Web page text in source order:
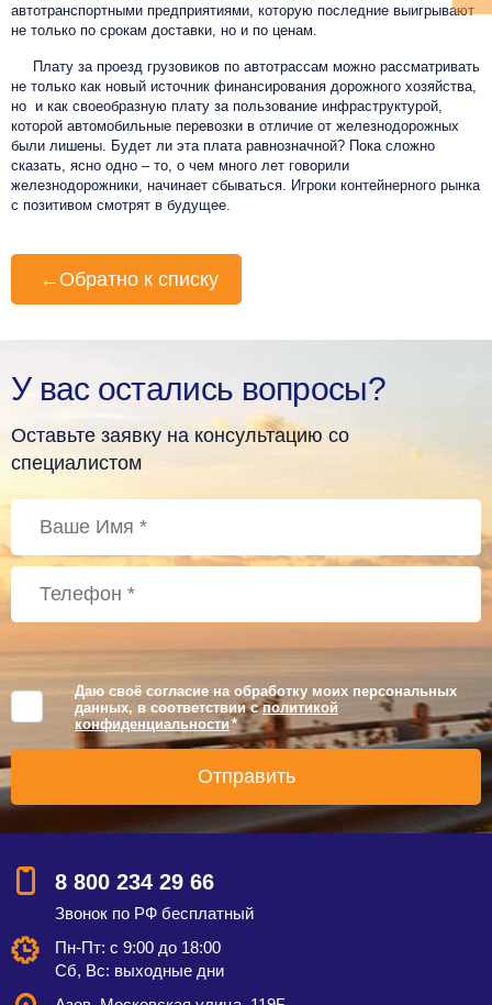
автотранспортными предприятиями, которую последние выигрывают
не только по срокам доставки, но и по ценам.
Плату за проезд грузовиков по автотрассам можно рассматривать
не только как новый источник финансирования дорожного хозяйства,
но и как своеобразную плату за пользование инфраструктурой,
которой автомобильные перевозки в отличие от железнодорожных
были лишены. Будет ли эта плата равнозначной? Пока сложно
сказать, ясно одно – то, о чем много лет говорили
железнодорожники, начинает сбываться. Игроки контейнерного рынка
с позитивом смотрят в будущее.
← Обратно к списку
У вас остались вопросы?
Оставьте заявку на консультацию со
специалистом
Даю своё согласие на обработку моих персональных
данных, в соответствии сполитикой
конфиденциальности *
8 800 234 29 66
Звонок по РФ бесплатный
Пн-Пт: с 9:00 до 18:00
Сб, Вс: выходные дни